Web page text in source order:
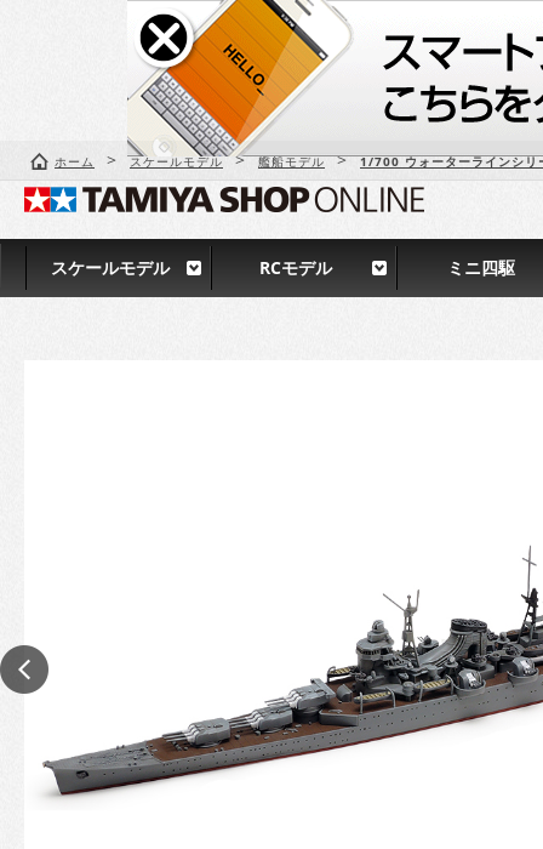
スケールモデル RCモデル ミニ四駆
ホーム > スケールモデル > 艦船モデル > 1/700 ウォーターラインシリ